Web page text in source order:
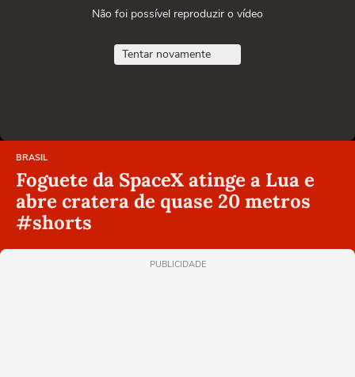
Não foi possível reproduzir o vídeo
Tentar novamente
BRASIL
Foguete da SpaceX atinge a Lua e
abre cratera de quase 20 metros
#shorts
PUBLICIDADE